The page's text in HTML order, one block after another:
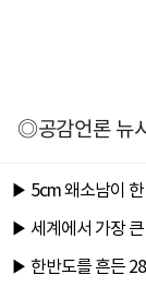
◎공감언론 뉴